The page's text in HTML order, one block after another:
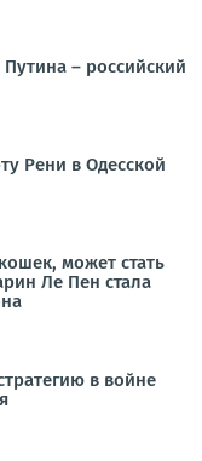
– российский
Рени в Одесской
может стать
Ле Пен стала
в войне